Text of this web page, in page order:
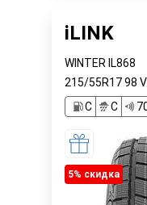
iLINK
WINTER IL868
215/55R1798 V
C
C
5% cкидка